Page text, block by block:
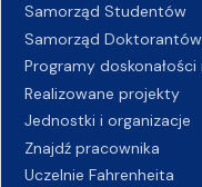
Samorząd Studentów
Samorząd Doktorantów
Programy doskonałości
Realizowane projekty
Jednostki i organizacje
Znajdź pracownika
Uczelnie Fahrenheita